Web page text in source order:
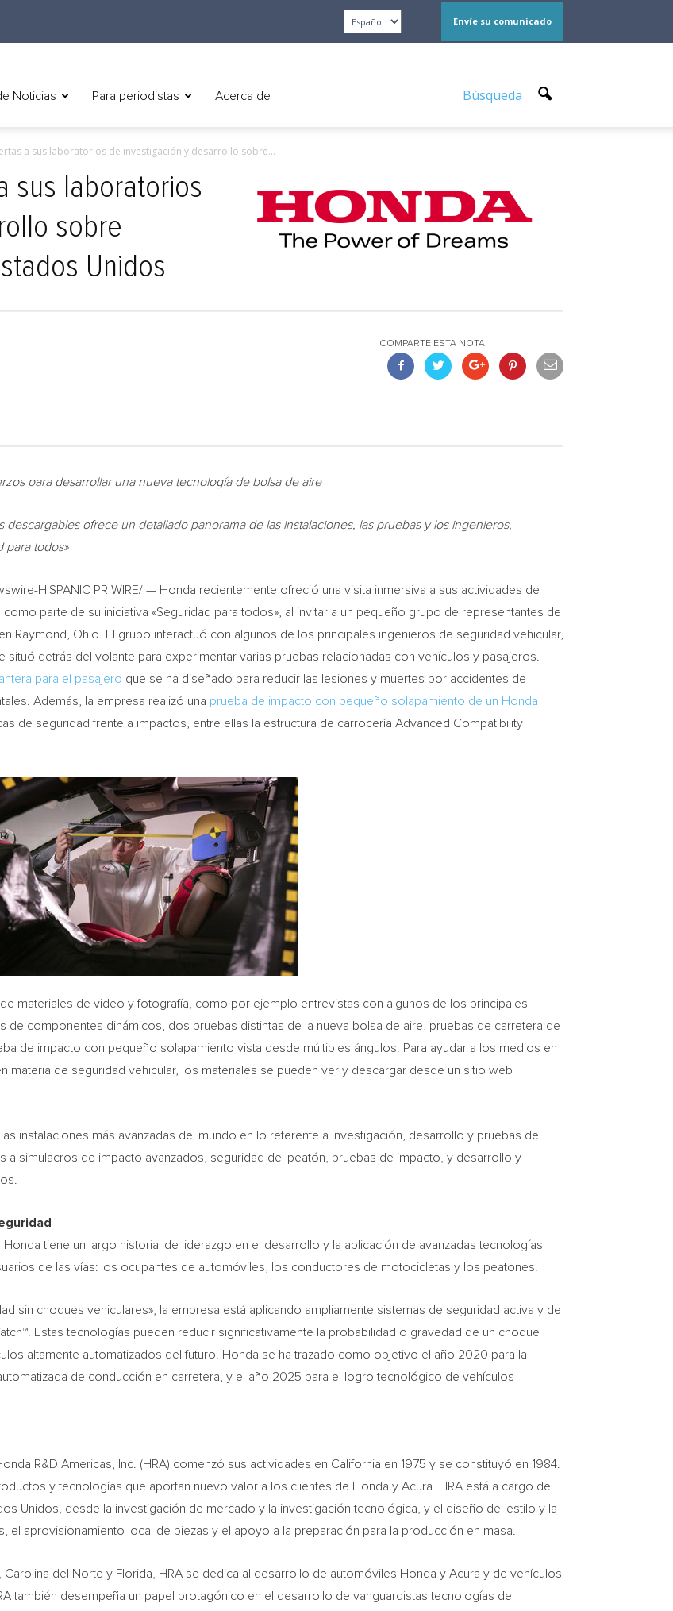
Envíe su comunicado
Noticias Para periodistas Acerca de Búsqueda
a sus laboratorios de investigación y desarrollo sobre...
sus laboratorios
sobre
Unidos
COMPARTE ESTA NOTA
para desarrollar una nueva tecnología de bolsa de aire
descargables ofrece un detallado panorama de las instalaciones, las pruebas y los ingenieros,
para todos»
HISPANIC PR WIRE/ — Honda recientemente ofreció una visita inmersiva a sus actividades de
parte de su iniciativa «Seguridad para todos», al invitar a un pequeño grupo de representantes de
Raymond, Ohio . El grupo interactuó con algunos de los principales ingenieros de seguridad vehicular,
detrás del volante para experimentar varias pruebas relacionadas con vehículos y pasajeros.
para el pasajero que se ha diseñado para reducir las lesiones y muertes por accidentes de
Además, la empresa realizó una prueba de impacto con pequeño solapamiento de un Honda
de seguridad frente a impactos, entre ellas la estructura de carrocería Advanced Compatibility
materiales de video y fotografía, como por ejemplo entrevistas con algunos de los principales
de componentes dinámicos, dos pruebas distintas de la nueva bolsa de aire, pruebas de carretera de
de impacto con pequeño solapamiento vista desde múltiples ángulos. Para ayudar a los medios en
materia de seguridad vehicular, los materiales se pueden ver y descargar desde un sitio web
instalaciones más avanzadas del mundo en lo referente a investigación, desarrollo y pruebas de
a simulacros de impacto avanzados, seguridad del peatón, pruebas de impacto, y desarrollo y
tiene un largo historial de liderazgo en el desarrollo y la aplicación de avanzadas tecnologías
de las vías: los ocupantes de automóviles, los conductores de motocicletas y los peatones.
sin choques vehiculares», la empresa está aplicando ampliamente sistemas de seguridad activa y de
Estas tecnologías pueden reducir significativamente la probabilidad o gravedad de un choque
altamente automatizados del futuro. Honda se ha trazado como objetivo el año 2020 para la
de conducción en carretera, y el año 2025 para el logro tecnológico de vehículos
R&D Americas, Inc. (HRA) comenzó sus actividades en California en 1975 y se constituyó en 1984.
y tecnologías que aportan nuevo valor a los clientes de Honda y Acura. HRA está a cargo de
Unidos, desde la investigación de mercado y la investigación tecnológica, y el diseño del estilo y la
el aprovisionamiento local de piezas y el apoyo a la preparación para la producción en masa.
Carolina del Norte y Florida , HRA se dedica al desarrollo de automóviles Honda y Acura y de vehículos
también desempeña un papel protagónico en el desarrollo de vanguardistas tecnologías de